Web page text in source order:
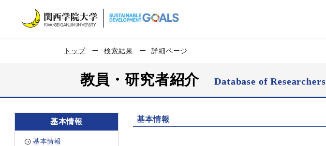
トップ 検索結果 詳細ページ
教員・研究者紹介Database of Researchers
基本情報
基本情報
基本情報